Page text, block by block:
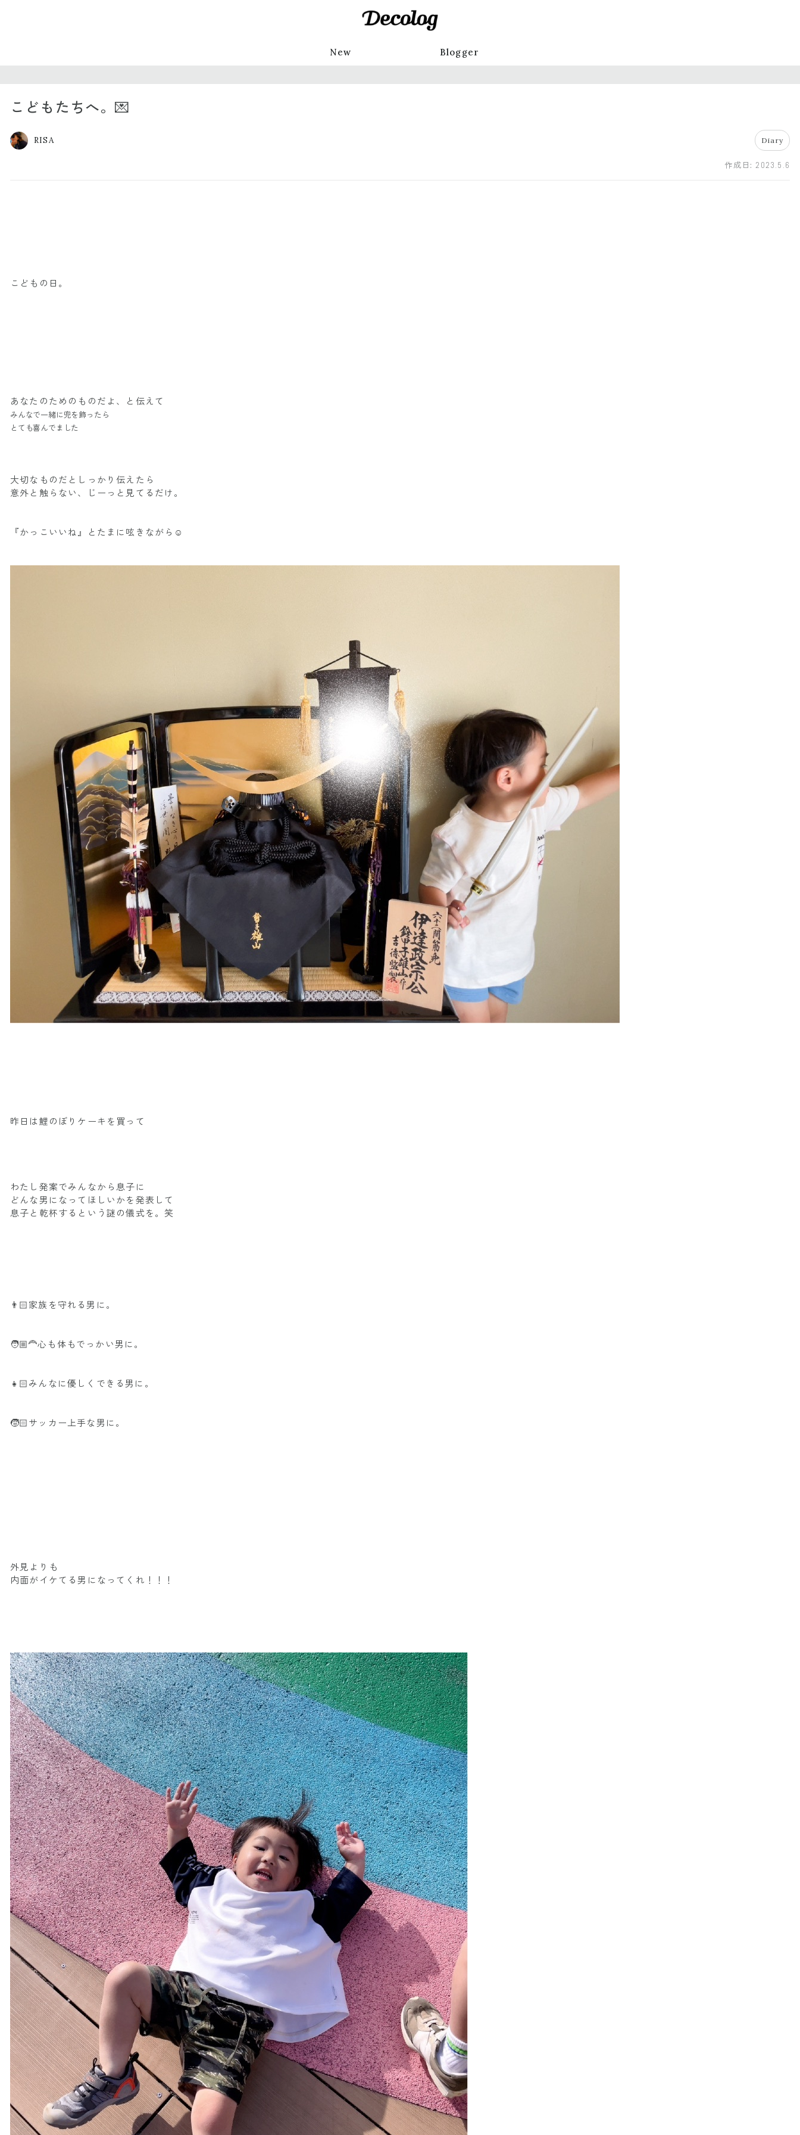
New Blogger
こどもたちへ。💌
RISA Diary
作成日:2023.5.6
こどもの日。
あなたのためのものだよ、と伝えて
みんなで一緒に兜を飾ったら
とても喜んでました
大切なものだとしっかり伝えたら
意外と触らない、じーっと見てるだけ。
『かっこいいね』とたまに呟きながら☺️
昨日は鯉のぼりケーキを買って
わたし発案でみんなから息子に
どんな男になってほしいかを発表して
息子と乾杯するという謎の儀式を。笑
👨🏻家族を守れる男に。
🧑🏼‍🦰心も体もでっかい男に。
👧🏻みんなに優しくできる男に。
🧒🏻サッカー上手な男に。
外見よりも
内面がイケてる男になってくれ！！！